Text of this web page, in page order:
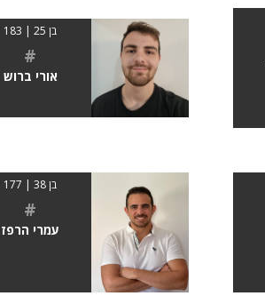
בן 25 | 183
#
אורי ברוש
בן 38 | 177
#
עמרי הרפז